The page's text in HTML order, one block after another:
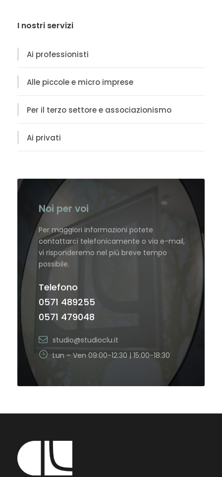
I nostri servizi
Ai professionisti
Alle piccole e micro imprese
Per il terzo settore e associazionismo
Ai privati
Noi per voi
Per maggiori informazioni potete
contattarci telefonicamente o via e-mail,
vi risponderemo nel più breve tempo
possibile.
Telefono
0571 489255
0571 479048
studio@studioclu.it
Lun – Ven 09:00-12:30 | 15:00-18:30